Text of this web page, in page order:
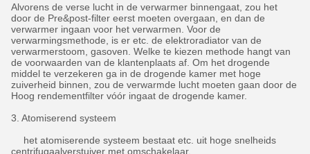
Alvorens de verse lucht in de verwarmer binnengaat, zou het
door de Pre&post-filter eerst moeten overgaan, en dan de
verwarmer ingaan voor het verwarmen. Voor de
verwarmingsmethode, is er etc. de elektroradiator van de
verwarmerstoom, gasoven. Welke te kiezen methode hangt van
de voorwaarden van de klantenplaats af. Om het drogende
middel te verzekeren ga in de drogende kamer met hoge
zuiverheid binnen, zou de verwarmde lucht moeten gaan door de
Hoog rendementfilter vóór ingaat de drogende kamer.
3. Atomiserend systeem
het atomiserende systeem bestaat etc. uit hoge snelheids
centrifugaalverstuiver met omschakelaar.